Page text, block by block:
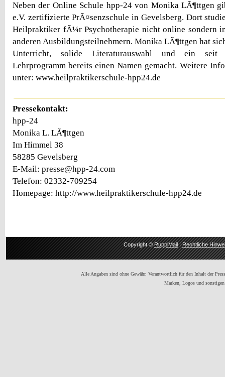
Neben der Online Schule hpp-24 von Monika LÃ¶ttgen
e.V. zertifizierte PrÃ¤senzschule in Gevelsberg. Dort
Heilpraktiker fÃ¼r Psychotherapie nicht online sondern
anderen Ausbildungsteilnehmern. Monika LÃ¶ttgen hat
Unterricht, solide Literaturauswahl und ein seit
Lehrprogramm bereits einen Namen gemacht. Weitere
unter: www.heilpraktikerschule-hpp24.de
Pressekontakt:
hpp-24
Monika L. LÃ¶ttgen
Im Himmel 38
58285 Gevelsberg
E-Mail: presse@hpp-24.com
Telefon: 02332-709254
Homepage: http://www.heilpraktikerschule-hpp24.de
Copyright ©RuppiMail|Rechtliche
Alle Angaben sind ohne Gewähr. Verantwortlich für den Inhalt der
Marken, Logos und